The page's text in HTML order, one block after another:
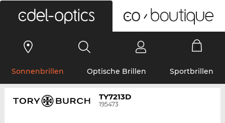
Sonnenbrillen Optische Brillen Sportbrillen
TY7213D
195473